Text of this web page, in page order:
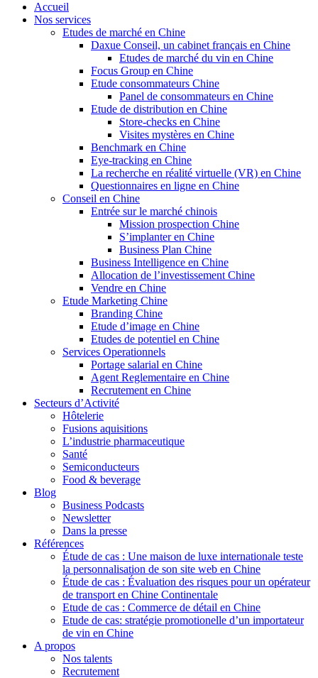
Accueil
Nos services
Etudes de marché en Chine
Daxue Conseil, un cabinet français en Chine
Etudes de marché du vin en Chine
Focus Group en Chine
Etude consommateurs Chine
Panel de consommateurs en Chine
Etude de distribution en Chine
Store-checks en Chine
Visites mystères en Chine
Benchmark en Chine
Eye-tracking en Chine
La recherche en réalité virtuelle (VR) en Chine
Questionnaires en ligne en Chine
Conseil en Chine
Entrée sur le marché chinois
Mission prospection Chine
S’implanter en Chine
Business Plan Chine
Business Intelligence en Chine
Allocation de l’investissement Chine
Vendre en Chine
Etude Marketing Chine
Branding Chine
Etude d’image en Chine
Etudes de potentiel en Chine
Services Operationnels
Portage salarial en Chine
Agent Reglementaire en Chine
Recrutement en Chine
Secteurs d’Activité
Hôtelerie
Fusions aquisitions
L’industrie pharmaceutique
Santé
Semiconducteurs
Food & beverage
Blog
Business Podcasts
Newsletter
Dans la presse
Références
Étude de cas : Une maison de luxe internationale teste
la personnalisation de son site web en Chine
Étude de cas : Évaluation des risques pour un opérateur
de transport en Chine Continentale
Etude de cas : Commerce de détail en Chine
Etude de cas: stratégie promotionelle d’un importateur
de vin en Chine
A propos
Nos talents
Recrutement